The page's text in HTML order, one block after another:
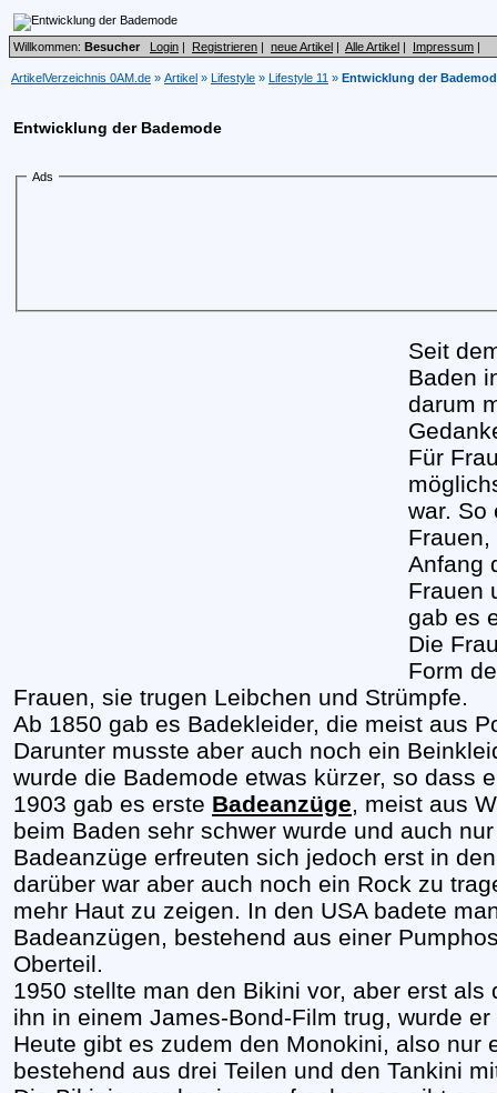
Willkommen: Besucher Login | Registrieren | neue Artikel | Alle Artikel | Impressum |
ArtikelVerzeichnis 0AM.de » Artikel » Lifestyle » Lifestyle 11 » Entwicklung der
Entwicklung der Bademode
Ads
Seit
Baden
darum
Für
war. So
Anfang
Frauen
gab es
Die
Form
Frauen, sie trugen Leibchen und Strümpfe.
Ab 1850 gab es Badekleider, die meist aus
Darunter musste aber auch noch ein
wurde die Bademode etwas kürzer, so dass
1903 gab es erste Badeanzüge, meist aus
beim Baden sehr schwer wurde und auch
Badeanzüge erfreuten sich jedoch erst in
darüber war aber auch noch ein Rock zu
mehr Haut zu zeigen. In den USA badete
Badeanzügen, bestehend aus einer
Oberteil.
1950 stellte man den Bikini vor, aber erst
ihn in einem James-Bond-Film trug, wurde
Heute gibt es zudem den Monokini, also nur
bestehend aus drei Teilen und den Tankini